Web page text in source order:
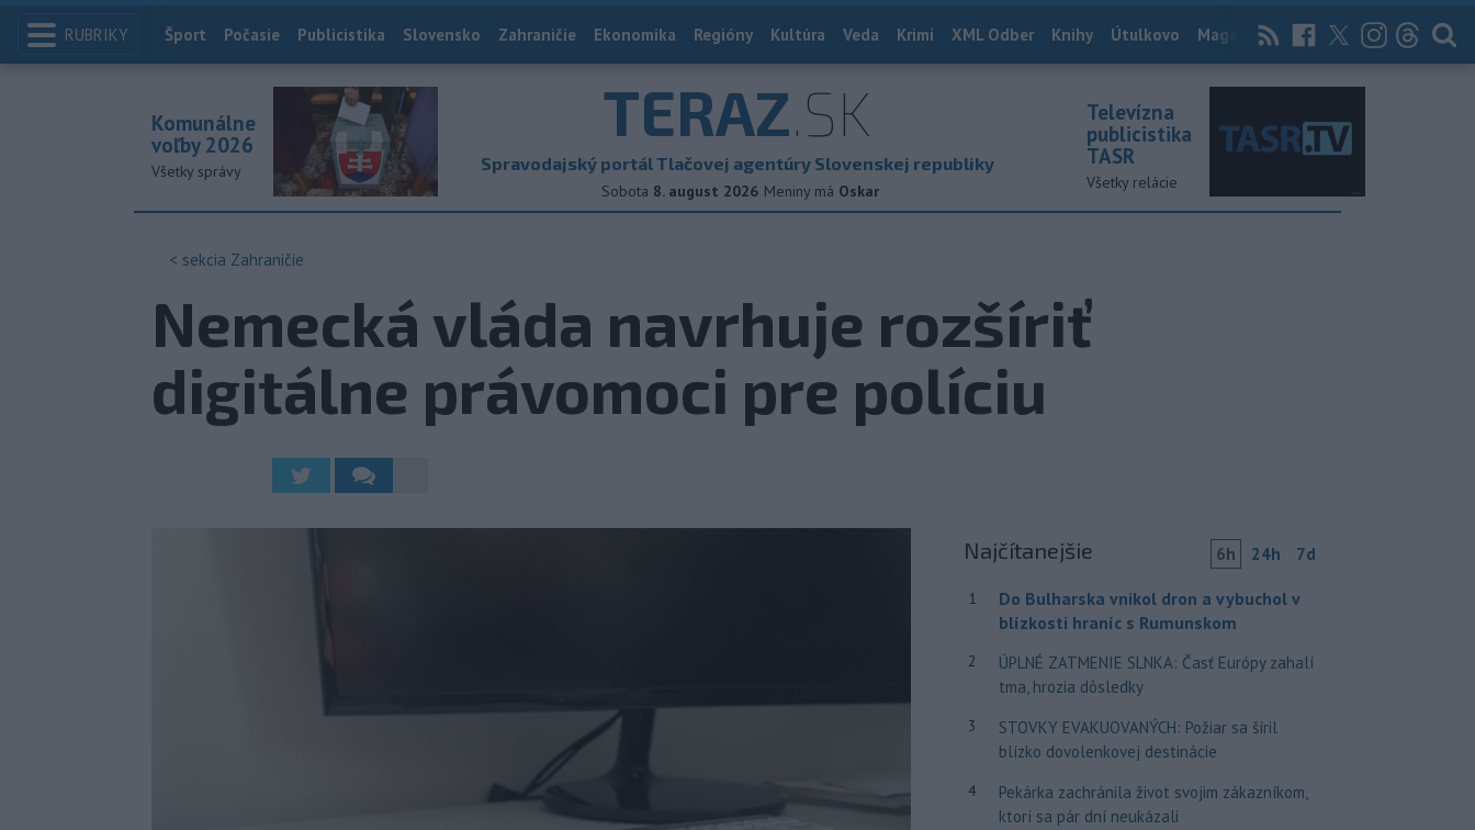
RUBRIKY Index
Šport Počasie Publicistika Slovensko Zahraničie Ekonomika Regióny Kultúra Veda Krimi XML Odber Knihy Útulkovo Magazín News Now Archív
TERAZ.SK
Spravodajský portál Tlačovej agentúry Slovenskej republiky
Sobota 8. august 2026 Meniny má Oskar
Komunálne
voľby 2026
Všetky správy
Televízna
publicistika
TASR
Všetky relácie
< sekcia Zahraničie
Nemecká vláda navrhuje rozšíriť
digitálne právomoci pre políciu
Najčítanejšie 6h 24h 7d
1
Do Bulharska vnikol dron a vybuchol v
blízkosti hraníc s Rumunskom
2
ÚPLNÉ ZATMENIE SLNKA: Časť Európy zahalí
tma, hrozia dôsledky
3
STOVKY EVAKUOVANÝCH: Požiar sa šíril
blízko dovolenkovej destinácie
4
Pekárka zachránila život svojim zákazníkom,
ktorí sa pár dní neukázali